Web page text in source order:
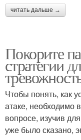
читать дальше →
Покорите
стратегии
Чтобы понять, как
атаке, необходимо
вопросе, изучив
уже было сказано,